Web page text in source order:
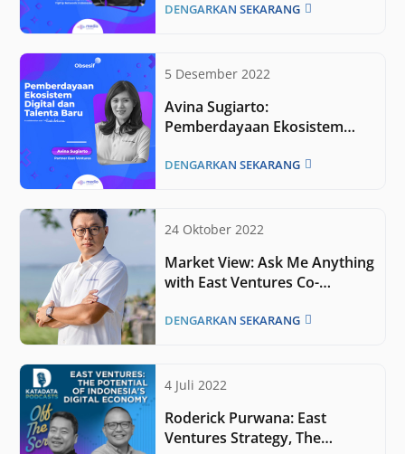
DENGARKAN SEKARANG
5 Desember 2022
Avina Sugiarto:
Pemberdayaan Ekosistem
DENGARKAN SEKARANG
24 Oktober 2022
Market View: Ask Me Anything
with East Ventures Co-
DENGARKAN SEKARANG
4 Juli 2022
Roderick Purwana: East
Ventures Strategy, The